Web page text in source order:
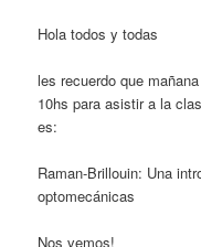
Hola todos y todas
les recuerdo que
10hs para asistir a la
es:
Raman-Brillouin: Una
optomecánicas
Nos vemos!